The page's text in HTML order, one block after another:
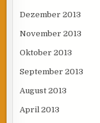
Dezember 2013
November 2013
Oktober 2013
September 2013
August 2013
April 2013